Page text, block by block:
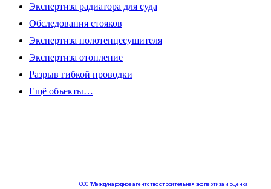
Экспертиза радиатора для суда
Обследования стояков
Экспертиза полотенцесушителя
Экспертиза отопление
Разрыв гибкой проводки
Ещё объекты…
ООО "Международное агентство строительная экспертиза и оценка